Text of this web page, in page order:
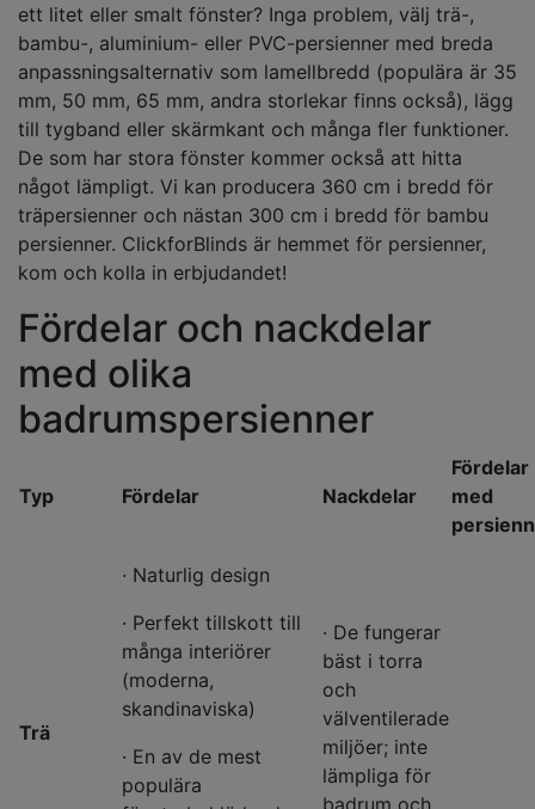
ett litet eller smalt fönster? Inga problem, välj trä-,
bambu-, aluminium- eller PVC-persienner med breda
anpassningsalternativ som lamellbredd (populära är 35
mm, 50 mm, 65 mm, andra storlekar finns också), lägg
till tygband eller skärmkant och många fler funktioner.
De som har stora fönster kommer också att hitta
något lämpligt. Vi kan producera 360 cm i bredd för
träpersienner och nästan 300 cm i bredd för bambu
persienner. ClickforBlinds är hemmet för persienner,
kom och kolla in erbjudandet!
Fördelar och nackdelar
med olika
badrumspersienner
Typ Fördelar Nackdelar
Fördelar
med
Trä
· Naturlig design
· Perfekt tillskott till
många interiörer
(moderna,
skandinaviska)
· En av de mest
populära
· De fungerar
bäst i torra
och
välventilerade
miljöer; inte
lämpliga för
badrum och